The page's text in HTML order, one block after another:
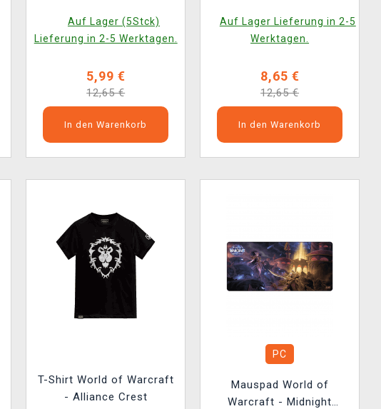
Auf Lager (5Stck)
Lieferung in 2-5 Werktagen.
5,99 €
12,65 €
In den Warenkorb
Auf Lager Lieferung in 2-5
Werktagen.
8,65 €
12,65 €
In den Warenkorb
T-Shirt World of Warcraft
- Alliance Crest
PC
Mauspad World of
Warcraft - Midnight